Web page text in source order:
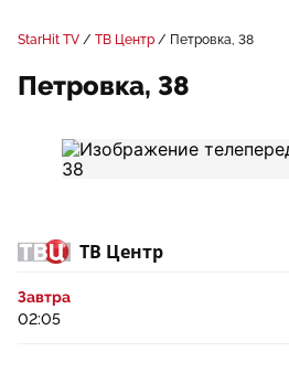
StarHit TV ТВ Центр Петровка, 38
Петровка, 38
ТВ Центр
Завтра
02:05